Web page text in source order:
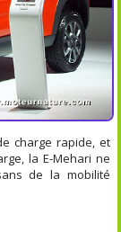
charge rapide, et
la E-Mehari ne
de la mobilité